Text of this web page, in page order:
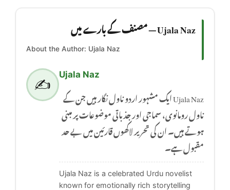
Ujala Naz — مصنف کے بارے میں
About the Author: Ujala Naz
✍️
Ujala Naz
Ujala Naz ایک مشہور اردو ناول نگار ہیں جن کے
ناول رومانوی، سماجی اور جذباتی موضوعات پر مبنی
ہوتے ہیں۔ ان کی تحریر لاکھوں قارئین میں بے حد
مقبول ہے۔
Ujala Naz is a celebrated Urdu novelist
known for emotionally rich storytelling